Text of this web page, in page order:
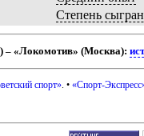
Степень
– «Локомотив» (Москва):
спорт» . •«Спорт-